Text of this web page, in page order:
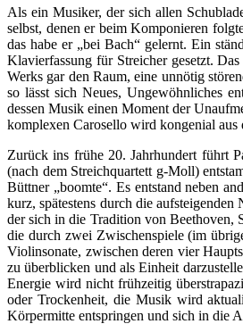
Als ein Musiker, der sich allen
selbst, denen er beim Komponieren
das habe er „bei Bach“ gelernt. Ein
Klavierfassung für Streicher gesetzt.
Werks gar den Raum, eine unnötig
so lässt sich Neues, Ungewöhnliches
dessen Musik einen Moment der
komplexen Carosello wird kongenial aus
Zurück ins frühe 20. Jahrhundert führt
(nach dem Streichquartett g-Moll)
Büttner „boomte“. Es entstand neben
kurz, spätestens durch die
der sich in die Tradition von Beethoven,
die durch zwei Zwischenspiele (im
Violinsonate, zwischen deren vier
zu überblicken und als Einheit
Energie wird nicht frühzeitig
oder Trockenheit, die Musik wird
Körpermitte entspringen und sich in die